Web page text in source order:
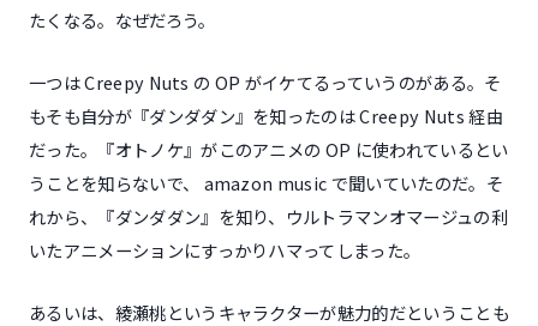
たくなる。なぜだろう。
一つは Creepy Nuts の OP がイケてるっていうのがある。そ
もそも自分が『ダンダダン』を知ったのは Creepy Nuts 経由
だった。『オトノケ』がこのアニメの OP に使われているとい
うことを知らないで、 amazon music で聞いていたのだ。そ
れから、『ダンダダン』を知り、ウルトラマンオマージュの利
いたアニメーションにすっかりハマってしまった。
あるいは、綾瀬桃というキャラクターが魅力的だということも